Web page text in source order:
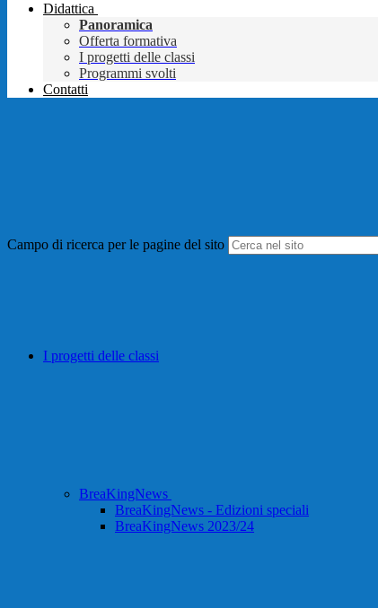
Didattica
Panoramica
Offerta formativa
I progetti delle classi
Programmi svolti
Contatti
Campo di ricerca per le pagine del sito
I progetti delle classi
BreaKingNews
BreaKingNews - Edizioni speciali
BreaKingNews 2023/24